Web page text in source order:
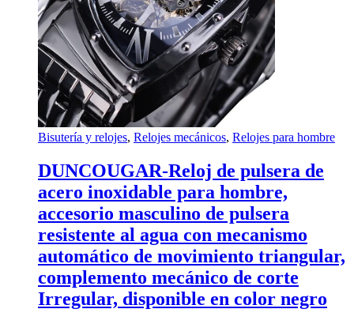
Bisutería y relojes, Relojes mecánicos, Relojes para hombre
DUNCOUGAR-Reloj de pulsera de
acero inoxidable para hombre,
accesorio masculino de pulsera
resistente al agua con mecanismo
automático de movimiento triangular,
complemento mecánico de corte
Irregular, disponible en color negro